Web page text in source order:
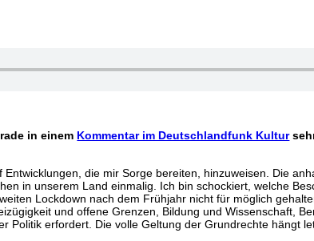
in einem Kommentar im Deutschlandfunk Kultur
die mir Sorge bereiten, hinzuweisen. Die
in unserem Land einmalig. Ich bin schockiert, welche
Lockdown nach dem Frühjahr nicht für möglich
und offene Grenzen, Bildung und Wissenschaft,
Politik erfordert. Die volle Geltung der Grundrechte hängt